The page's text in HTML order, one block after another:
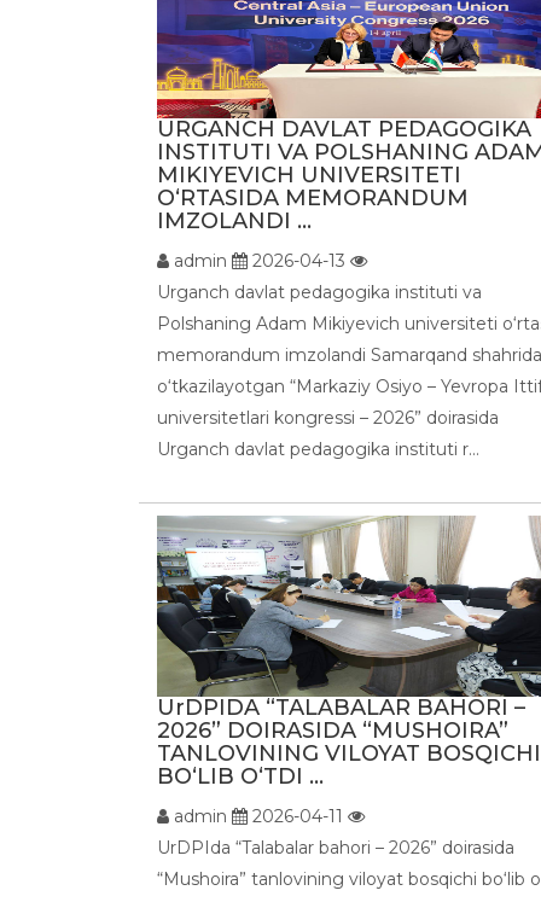
URGANCH DAVLAT PEDAGOGIKA
INSTITUTI VA POLSHANING
MIKIYEVICH UNIVERSITETI
O‘RTASIDA MEMORANDUM
IMZOLANDI ...
admin
2026-04-13
Urganch davlat pedagogika instituti va
Polshaning Adam Mikiyevich universiteti
memorandum imzolandi Samarqand shahrida
o‘tkazilayotgan “Markaziy Osiyo – Yevropa
universitetlari kongressi – 2026” doirasida
Urganch davlat pedagogika instituti r...
UrDPIDA “TALABALAR BAHORI –
2026” DOIRASIDA “MUSHOIRA”
TANLOVINING VILOYAT BOSQICHI
BO‘LIB O‘TDI ...
admin
2026-04-11
UrDPIda “Talabalar bahori – 2026” doirasida
“Mushoira” tanlovining viloyat bosqichi bo‘lib